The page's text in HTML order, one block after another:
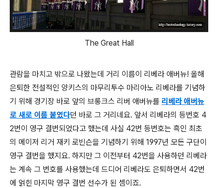
The Great Hall
관람을 마치고 밖으로 나왔는데 거리 이름이 리베라 애버뉴! 올해
은퇴한 전설적인 양키스의 마무리투수 마리아노 리베라를 기념하
기 위해 경기장 바로 앞의 브롱크스 리버 애버뉴를 리베라 애버뉴
로 새로 이름 붙였다던 바로 그 거리네요. 앞서 리베라의 등번호 4
2번이 영구 결번되었다고 했는데 사실 42번 등번호는 흑인 최초
의 메이저 리거 재키 로빈슨을 기념하기 위해 1997년 모든 구단이
영구 결번을 했지요. 하지만 그 이전부터 42번을 사용하던 리베라
는 계속 그 번호를 사용했는데 드디어 리베라도 은퇴하면서 42번
에 얽힌 마지막 영구 결번 선수가 된 셈이죠.